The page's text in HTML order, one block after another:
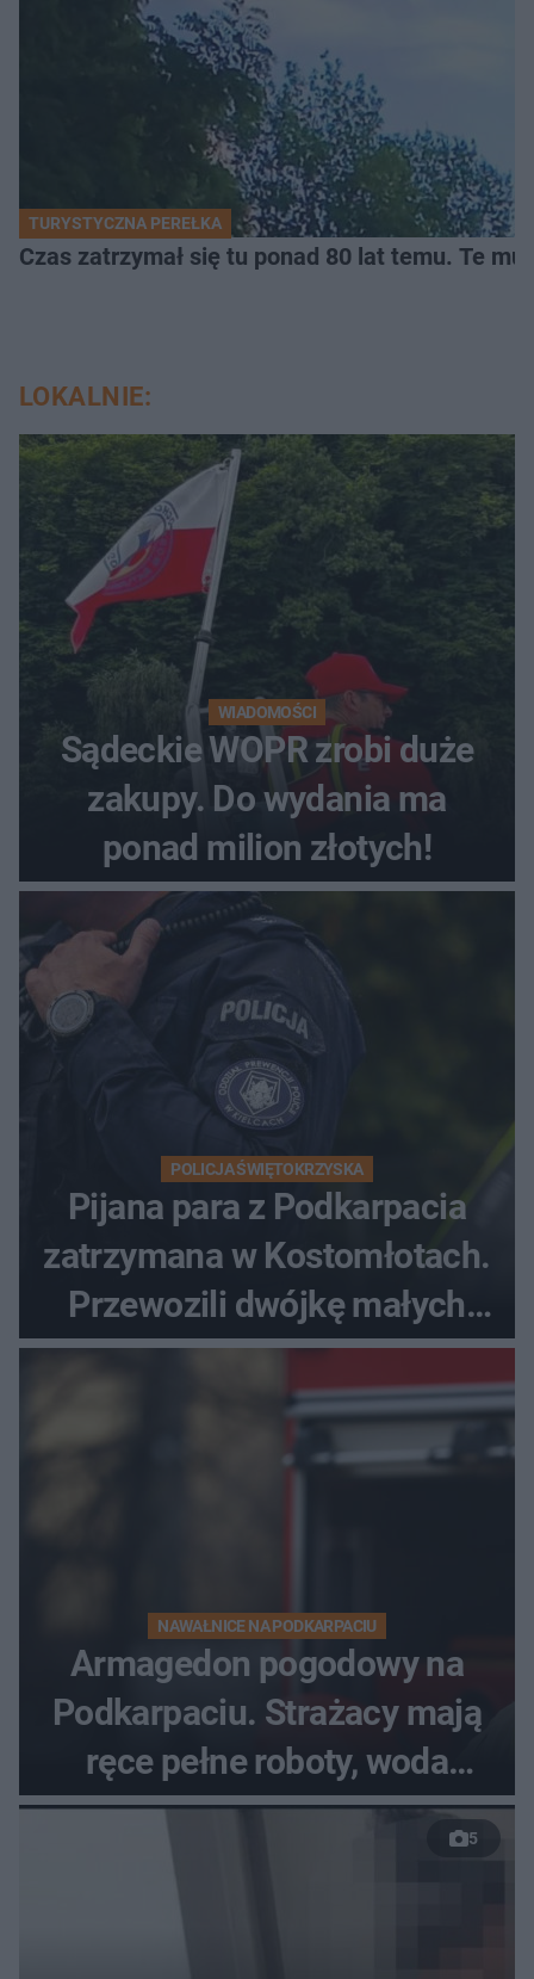
TURYSTYCZNA PEREŁKA
Czas zatrzymał się tu ponad 80 lat temu. Te
LOKALNIE:
WIADOMOŚCI
Sądeckie WOPR zrobi duże
zakupy. Do wydania ma
ponad milion złotych!
POLICJA ŚWIĘTOKRZYSKA
Pijana para z Podkarpacia
zatrzymana w Kostomłotach.
Przewozili dwójkę małych
dzieci
NAWAŁNICE NA PODKARPACIU
Armagedon pogodowy na
Podkarpaciu. Strażacy mają
ręce pełne roboty, woda
zalewa posesje i budynki
5